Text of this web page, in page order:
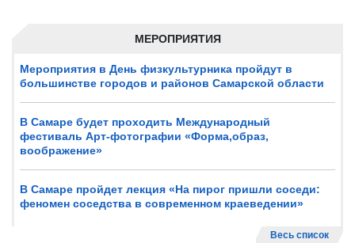
МЕРОПРИЯТИЯ
Мероприятия в День физкультурника пройдут в
большинстве городов и районов Самарской области
В Самаре будет проходить Международный
фестиваль Арт-фотографии «Форма,образ,
воображение»
В Самаре пройдет лекция «На пирог пришли соседи:
феномен соседства в современном краеведении»
Весь список